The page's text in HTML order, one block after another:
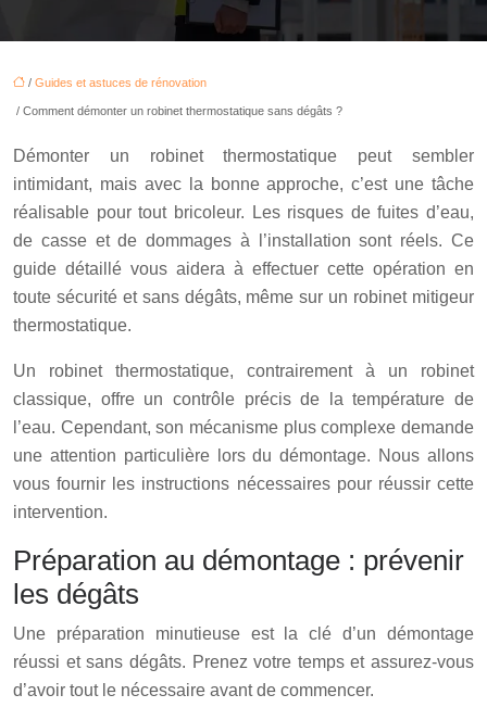
/ Guides et astuces de rénovation
/ Comment démonter un robinet thermostatique sans dégâts ?
Démonter un robinet thermostatique peut sembler
intimidant, mais avec la bonne approche, c’est une tâche
réalisable pour tout bricoleur. Les risques de fuites d’eau,
de casse et de dommages à l’installation sont réels. Ce
guide détaillé vous aidera à effectuer cette opération en
toute sécurité et sans dégâts, même sur un robinet mitigeur
thermostatique.
Un robinet thermostatique, contrairement à un robinet
classique, offre un contrôle précis de la température de
l’eau. Cependant, son mécanisme plus complexe demande
une attention particulière lors du démontage. Nous allons
vous fournir les instructions nécessaires pour réussir cette
intervention.
Préparation au démontage : prévenir
les dégâts
Une préparation minutieuse est la clé d’un démontage
réussi et sans dégâts. Prenez votre temps et assurez-vous
d’avoir tout le nécessaire avant de commencer.